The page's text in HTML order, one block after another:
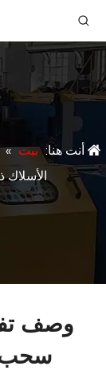
أنت هنا: بيت »
الأسلاك
وصف
سحب